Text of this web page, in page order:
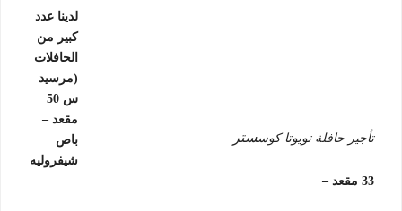
تأجير حافلة تويوتا كوسستر
لدينا عدد
كبير من
الحافلات
(مرسيد
س 50
مقعد –
باص
شيفروليه
33 مقعد –